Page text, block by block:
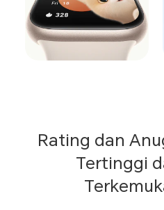
Rating dan
Tertinggi